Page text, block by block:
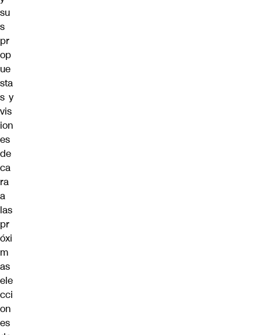
su
s
pr
op
ue
sta
s y
vis
ion
es
de
ca
ra
a
las
pr
óxi
m
as
ele
cci
on
es